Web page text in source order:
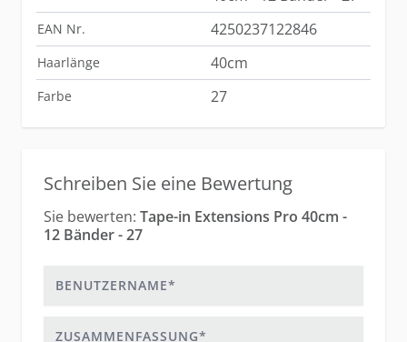
EAN Nr. 4250237122846
Haarlänge 40cm
Farbe 27
Schreiben Sie eine Bewertung
Sie bewerten: Tape-in Extensions Pro 40cm -
12 Bänder - 27